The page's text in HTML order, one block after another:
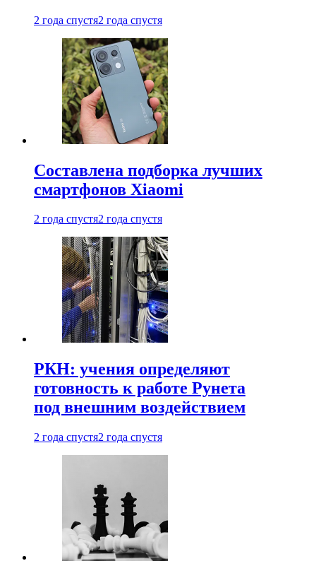
2 года спустя2 года спустя
Составлена подборка лучших
смартфонов Xiaomi
2 года спустя2 года спустя
РКН: учения определяют
готовность к работе Рунета
под внешним воздействием
2 года спустя2 года спустя